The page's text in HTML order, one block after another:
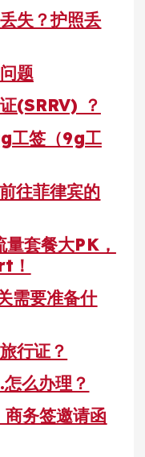
失？护照丢
题
(SRRV) ？
工签（9g工
往菲律宾的
套餐大PK，
！
需要准备什
行证？
么办理？
务签邀请函